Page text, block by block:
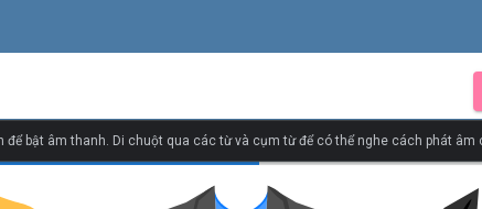
để bật âm thanh. Di chuột qua các từ và cụm từ để có thể nghe cách phát âm